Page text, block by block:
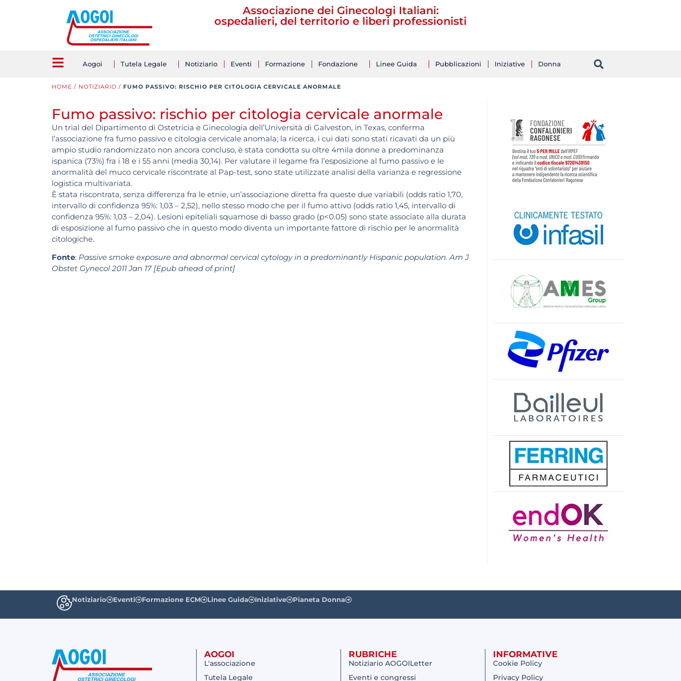
Associazione dei Ginecologi Italiani:
ospedalieri, del territorio e liberi professionisti
Aogoi Tutela Legale Notiziario Eventi Formazione Fondazione Linee Guida Pubblicazioni Iniziative Donna
HOME / NOTIZIARIO / FUMO PASSIVO: RISCHIO PER CITOLOGIA CERVICALE ANORMALE
Fumo passivo: rischio per citologia cervicale anormale
Un trial del Dipartimento di Ostetricia e Ginecologia dell’Università di Galveston, in Texas, conferma
l’associazione fra fumo passivo e citologia cervicale anomala; la ricerca, i cui dati sono stati ricavati da un più
ampio studio randomizzato non ancora concluso, è stata condotta su oltre 4mila donne a predominanza
ispanica (73%) fra i 18 e i 55 anni (media 30,14). Per valutare il legame fra l’esposizione al fumo passivo e le
anormalità del muco cervicale riscontrate al Pap-test, sono state utilizzate analisi della varianza e regressione
logistica multivariata.
È stata riscontrata, senza differenza fra le etnie, un’associazione diretta fra queste due variabili (odds ratio 1,70,
intervallo di confidenza 95%: 1,03 – 2,52), nello stesso modo che per il fumo attivo (odds ratio 1,45, intervallo di
confidenza 95%: 1,03 – 2,04). Lesioni epiteliali squamose di basso grado (p<0.05) sono state associate alla durata
di esposizione al fumo passivo che in questo modo diventa un importante fattore di rischio per le anormalità
citologiche.
Fonte: Passive smoke exposure and abnormal cervical cytology in a predominantly Hispanic population. Am J
Obstet Gynecol 2011 Jan 17 [Epub ahead of print]
Notiziario Eventi Formazione ECM Linee Guida Iniziative Pianeta Donna
AOGOI
L'associazione
Tutela Legale
RUBRICHE
Notiziario AOGOILetter
Eventi e congressi
INFORMATIVE
Cookie Policy
Privacy Policy